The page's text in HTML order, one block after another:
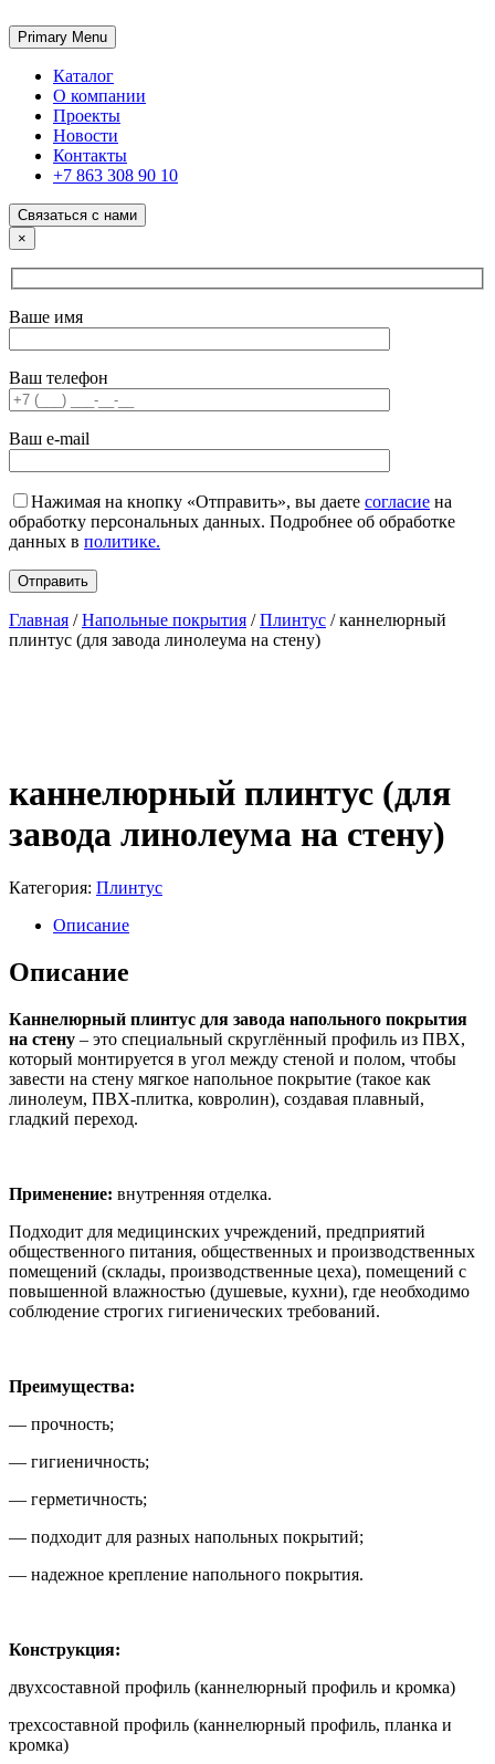
ГК «SABONE»
Оптовые поставки отделочных материалов и оборудования
Primary Menu
Каталог
О компании
Проекты
Новости
Контакты
+7 863 308 90 10
Связаться с нами
×
Ваше имя
Ваш телефон
Ваш e-mail
Нажимая на кнопку «Отправить», вы даете согласие на
обработку персональных данных. Подробнее об обработке
данных в политике.
Главная /Напольные покрытия /Плинтус / каннелюрный
плинтус (для завода линолеума на стену)
каннелюрный плинтус (для
завода линолеума на стену)
Категория: Плинтус
Описание
Описание
Каннелюрный плинтус для завода напольного покрытия
на стену – это специальный скруглённый профиль из ПВХ,
который монтируется в угол между стеной и полом, чтобы
завести на стену мягкое напольное покрытие (такое как
линолеум, ПВХ-плитка, ковролин), создавая плавный,
гладкий переход.
Применение: внутренняя отделка.
Подходит для медицинских учреждений, предприятий
общественного питания, общественных и производственных
помещений (склады, производственные цеха), помещений с
повышенной влажностью (душевые, кухни), где необходимо
соблюдение строгих гигиенических требований.
Преимущества:
— прочность;
— гигиеничность;
— герметичность;
— подходит для разных напольных покрытий;
— надежное крепление напольного покрытия.
Конструкция:
двухсоставной профиль (каннелюрный профиль и кромка)
трехсоставной профиль (каннелюрный профиль, планка и
кромка)